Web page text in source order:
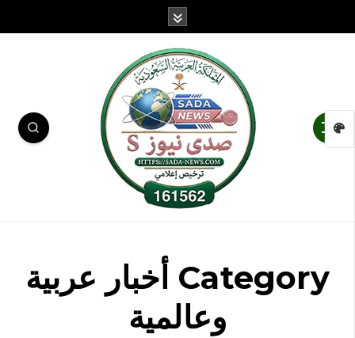
Category أخبار عربية
وعالمية